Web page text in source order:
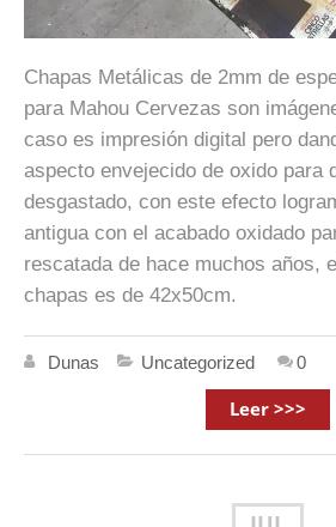
Chapas Metálicas de 2mm de
para Mahou Cervezas son
caso es impresión digital pero
aspecto envejecido de oxido para
desgastado, con este efecto
antigua con el acabado oxidado
rescatada de hace muchos años,
chapas es de 42x50cm.
Dunas Uncategorized 0
Leer >>>